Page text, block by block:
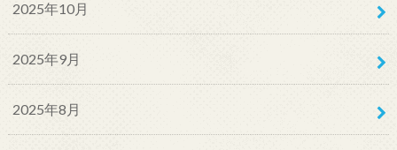
2025年10月
2025年9月
2025年8月